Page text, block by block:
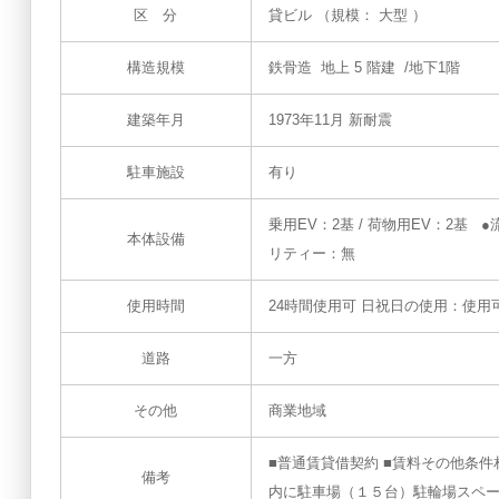
区 分 貸ビル （規模： 大型 ）
構造規模 鉄骨造 地上 5 階建 /地下1階
建築年月 1973年11月 新耐震
駐車施設 有り
本体設備
乗用EV：2基 / 荷物用EV：2基 ●
リティー：無
使用時間 24時間使用可 日祝日の使用：使用
道路 一方
その他 商業地域
備考
■普通賃貸借契約 ■賃料その他条
内に駐車場（１５台）駐輪場スペ